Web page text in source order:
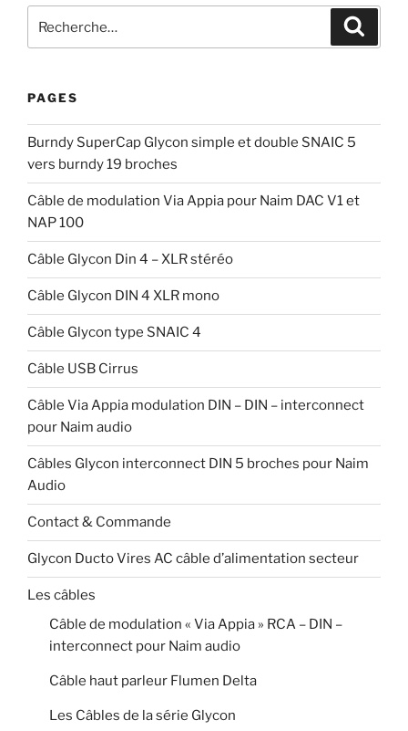
pour
PAGES
Burndy SuperCap Glycon simple et double SNAIC 5
vers burndy 19 broches
Câble de modulation Via Appia pour Naim DAC V1 et
NAP 100
Câble Glycon Din 4 – XLR stéréo
Câble Glycon DIN 4 XLR mono
Câble Glycon type SNAIC 4
Câble USB Cirrus
Câble Via Appia modulation DIN – DIN – interconnect
pour Naim audio
Câbles Glycon interconnect DIN 5 broches pour Naim
Audio
Contact & Commande
Glycon Ducto Vires AC câble d’alimentation secteur
Les câbles
Câble de modulation « Via Appia » RCA – DIN –
interconnect pour Naim audio
Câble haut parleur Flumen Delta
Les Câbles de la série Glycon